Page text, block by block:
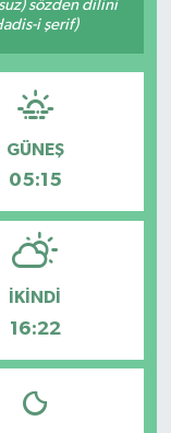
sözden dilini
i şerif)
GÜNEŞ
05:15
İKINDI
16:22